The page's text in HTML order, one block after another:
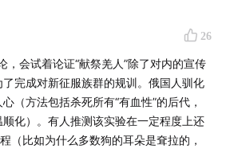
@播客一下 @JustPod
右Leftright
26
，会试着论证“献祭羌人”除了对内的宣传
完成对新征服族群的规训。俄国人驯化
（方法包括杀死所有“有血性”的后代，
顺化）。有人推测该实验在一定程度上还
（比如为什么多数狗的耳朵是耷拉的，